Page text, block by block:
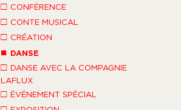
□ CONFÉRENCE
□ CONTE MUSICAL
□ CRÉATION
■ DANSE
□ DANSE AVEC LA COMPAGNIE
LAFLUX
□ ÉVÉNEMENT SPÉCIAL